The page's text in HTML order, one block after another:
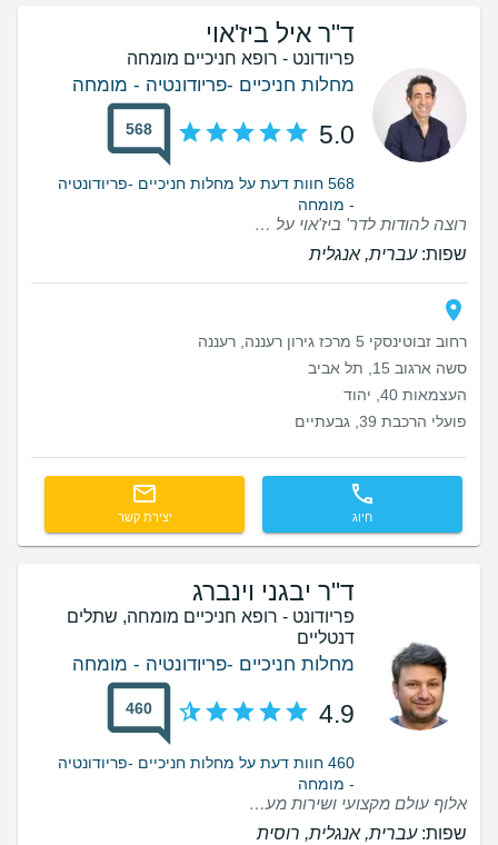
ד"ר איל ביז'אוי
פריודונט - רופא חניכיים מומחה
מחלות חניכיים -פריודונטיה - מומחה
5.0
568
568 חוות דעת על מחלות חניכיים -פריודונטיה
- מומחה
רוצה להודות לדר' ביז'אוי על הטיפול המקצועי והעדין שקיבלתי היום. למרות שמדובר בטיפול מורכב הכל עבר בקלות יחסית וכמעט ללא כאבים. לאורך כל התהליך זכיתי ליחס אישי, סבלני ואדיב תוך הסבר ברור על כל שלב בטיפול ומתן תחושת ביטחון ורוגע.
שפות:עברית, אנגלית
רחוב זבוטינסקי 5 מרכז גירון רעננה, רעננה
סשה ארגוב 15, תל אביב
העצמאות 40, יהוד
פועלי הרכבת 39, גבעתיים
חיוג יצירת קשר
ד"ר יבגני וינברג
פריודונט - רופא חניכיים מומחה, שתלים
דנטליים
מחלות חניכיים -פריודונטיה - מומחה
4.9
460
460 חוות דעת על מחלות חניכיים -פריודונטיה
- מומחה
אלוף עולם מקצועי ושירות מעל ומעבר❤️
שפות:עברית, אנגלית, רוסית